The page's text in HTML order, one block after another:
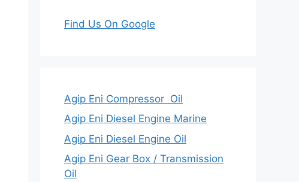
Find Us On Google
Agip Eni Compressor Oil
Agip Eni Diesel Engine Marine
Agip Eni Diesel Engine Oil
Agip Eni Gear Box / Transmission
Oil